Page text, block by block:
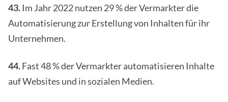
43. Im Jahr 2022 nutzen 29 % der Vermarkter die
Automatisierung zur Erstellung von Inhalten für ihr
Unternehmen.
44.Fast 48 % der Vermarkter automatisieren Inhalte
auf Websites und in sozialen Medien.